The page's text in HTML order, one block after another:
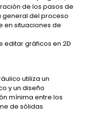
de los pasos de
general del proceso
en situaciones de
editar gráficos en 2D
utiliza un
y un diseño
mínima entre los
de sólidas